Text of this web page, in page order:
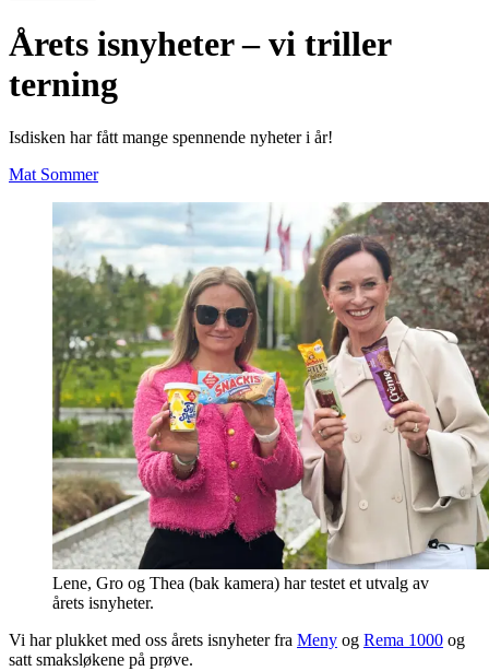
Årets isnyheter – vi triller
terning
Isdisken har fått mange spennende nyheter i år!
Mat Sommer
Lene, Gro og Thea (bak kamera) har testet et utvalg av
årets isnyheter.
Vi har plukket med oss årets isnyheter fra Meny og Rema 1000 og
satt smaksløkene på prøve.